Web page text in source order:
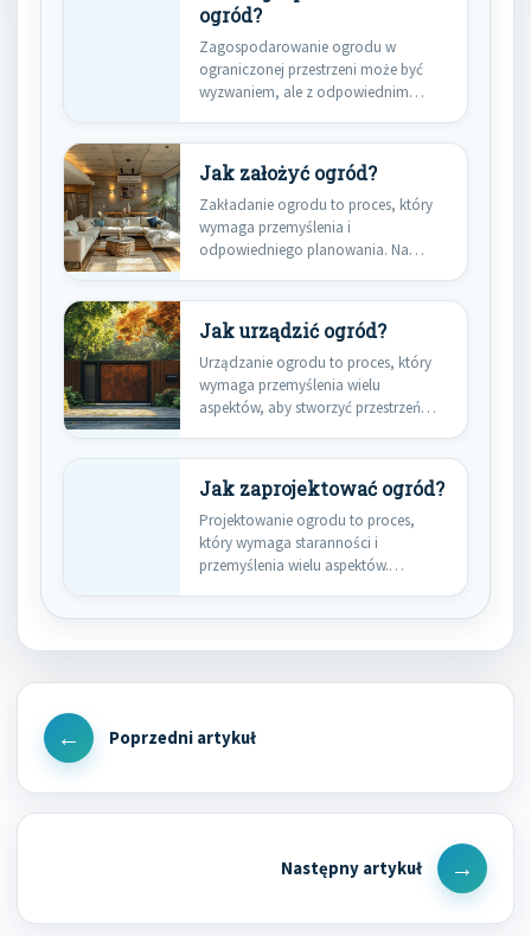
ogród?
Zagospodarowanie ogrodu w
ograniczonej przestrzeni może być
wyzwaniem, ale z odpowiednim
Jak założyć ogród?
Zakładanie ogrodu to proces, który
wymaga przemyślenia i
odpowiedniego planowania. Na
Jak urządzić ogród?
Urządzanie ogrodu to proces, który
wymaga przemyślenia wielu
aspektów, aby stworzyć przestrzeń
Jak zaprojektować ogród?
Projektowanie ogrodu to proces,
który wymaga staranności i
przemyślenia wielu aspektów.
Nawigacja
wpisu
Previous
Next
Post